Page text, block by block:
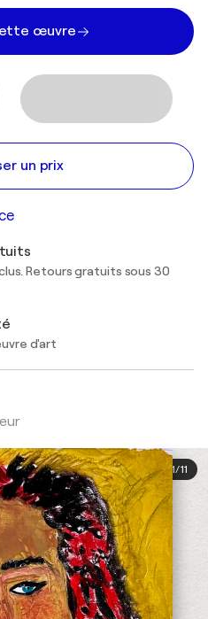
œuvre
un prix
Retours gratuits sous 30
d'art
1/11